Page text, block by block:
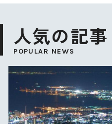
人気の記事
POPULAR NEWS